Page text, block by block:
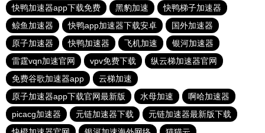
快鸭加速器app下载免费
黑豹加速
快鸭梯子加速器
鲸鱼加速器
快鸭app加速器下载安卓
国外加速器
原子加速器
快鸭加速器 飞机加速
银河加速器
雷霆vqn加速官网
vpv免费下载
纵云梯加速器官网
免费谷歌加速器app
云梯加速
原子加速器app下载官网最新版
水母加速
啊哈加速器
picacg加速器
元链加速器下载
元链加速器最新版下载